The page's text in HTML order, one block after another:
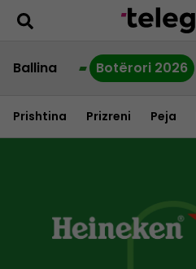
Ballina Botërori 2026
Prishtina Prizreni Peja